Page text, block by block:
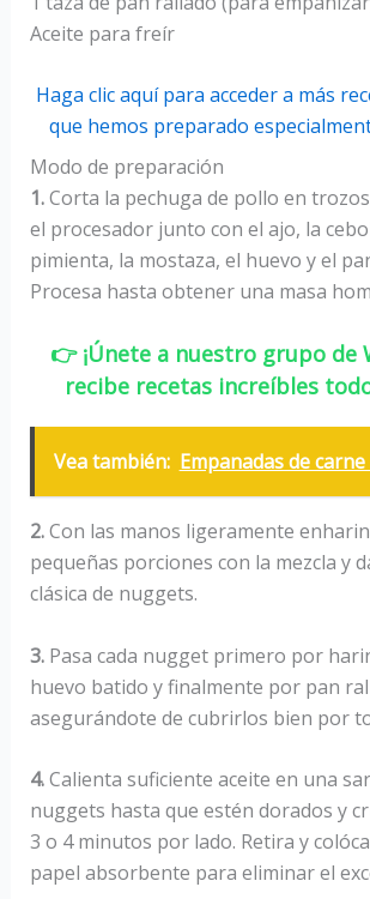
Aceite para freír
Haga clic aquí para acceder a más
que hemos preparado
Modo de preparación
1.Corta la pechuga de pollo en
el procesador junto con el ajo, la
pimienta, la mostaza, el huevo y el
Procesa hasta obtener una masa
👉 ¡Únete a nuestro grupo de
recibe recetas increíbles
Vea también: Empanadas de
2.Con las manos ligeramente
pequeñas porciones con la mezcla y
clásica de nuggets.
3.Pasa cada nugget primero por
huevo batido y finalmente por pan
asegurándote de cubrirlos bien por
4.Calienta suficiente aceite en una
nuggets hasta que estén dorados y
3 o 4 minutos por lado. Retira y
papel absorbente para eliminar el